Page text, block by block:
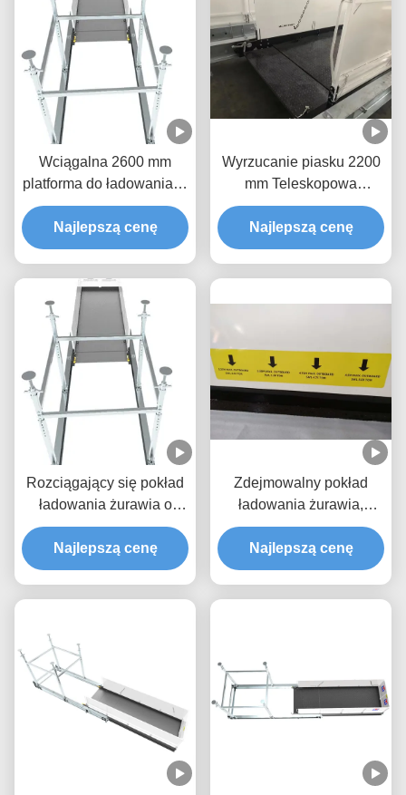
Wciągalna 2600 mm
platforma do ładowania w
budownictwie
antykorozyjna
Najlepszą cenę
Wyrzucanie piasku 2200
mm Teleskopowa
platforma ładowania do
budowy
Najlepszą cenę
Rozciągający się pokład
ładowania żurawia o
masie 5000 kg z farbą
epoksydową MLP2800-H
Najlepszą cenę
Zdejmowalny pokład
ładowania żurawia,
platforma podnosząca
5000 kg materiału
Najlepszą cenę